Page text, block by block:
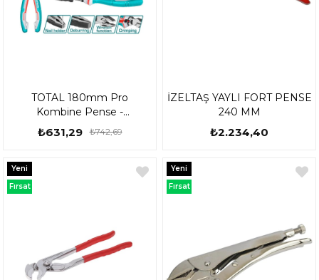
TOTAL 180mm Pro
Kombine Pense -
THT210706S
₺631,29 ₺742,69
İZELTAŞ YAYLI FORT PENSE
240 MM
₺2.234,40
Yeni
Ürün
Fırsat
Yeni
Ürün
Fırsat